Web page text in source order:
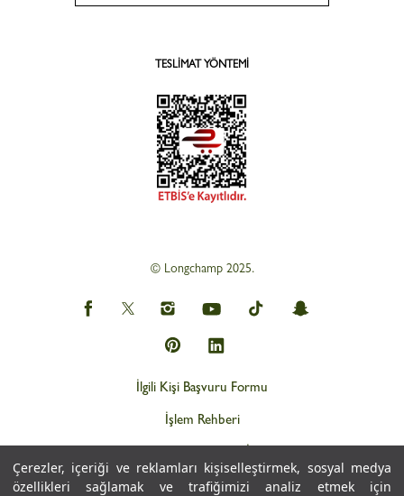
Çerezler, içeriği ve reklamları kişiselleştirmek, sosyal medya
özellikleri sağlamak ve trafiğimizi analiz etmek için
TESLIMAT YÖNTEMI
© Longchamp 2025.
İlgili Kişi Başvuru Formu
İşlem Rehberi
Kişisel Verilerin İşlemesine İlişkin Aydınlatma Metni